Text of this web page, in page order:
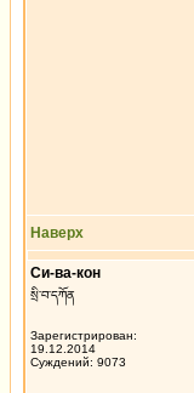
Наверх
Си-ва-кон
སྲི་བ་དཀོན
Зарегистрирован:
19.12.2014
Суждений: 9073